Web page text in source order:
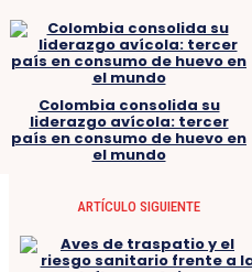
Colombia consolida su
liderazgo avícola: tercer
país en consumo de huevo en
el mundo
ARTÍCULO SIGUIENTE